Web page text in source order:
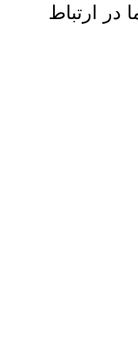
در ارتباط